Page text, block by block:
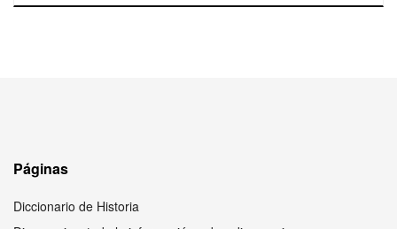
Páginas
Diccionario de Historia